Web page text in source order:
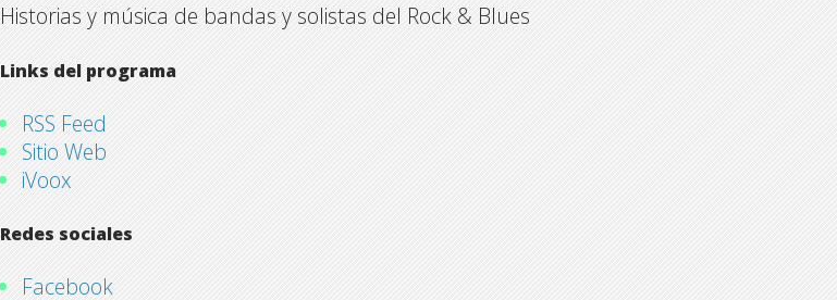
Historias y música de bandas y solistas del Rock & Blues
Links del programa
RSS Feed
Sitio Web
iVoox
Redes sociales
Facebook